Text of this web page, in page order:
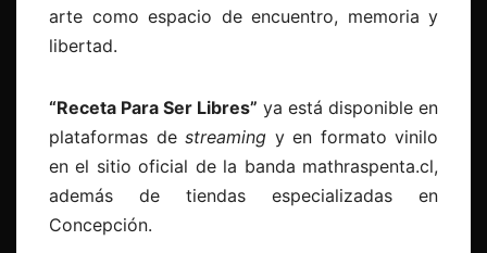
arte como espacio de encuentro, memoria y
libertad.
“Receta Para Ser Libres” ya está disponible en
plataformas de streaming y en formato vinilo
en el sitio oficial de la banda mathraspenta.cl,
además de tiendas especializadas en
Concepción.